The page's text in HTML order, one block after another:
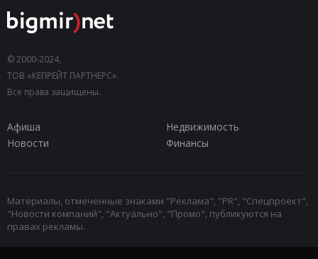
© 2000-2024,
ТОВ «КЕПРЕЙТ ПАРТНЕРС».
Все права защищены.
Афиша
Недвижимость
Новости
Финансы
Материалы, отмеченные знаками "Реклама", "PR", "Спецпроект",
"Новости компаний", "Актуально", "Промо", публикуются на
правах рекламы.